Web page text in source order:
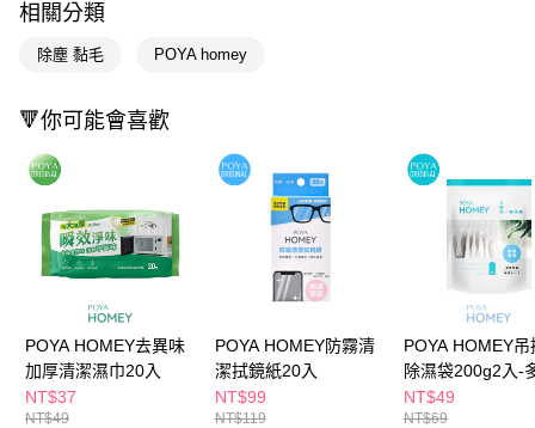
悠遊付
Google Pay
AFTEE先享後付
相關說明
【關於「AFTEE先享後付」】
AFTEE先享後付是「在收到商品之後才付款」的支付方式。 讓您購物簡單
便利好安心！
２．便利：只要手機號碼，簡訊認證，即可結帳。
３．安心：先確認商品／服務後，再付款。
【「AFTEE先享後付」結帳流程】
即享券
運送方式
全家取貨付款
每筆NT$65，滿NT$390(含以上)免運費
相關分類
除塵 黏毛 POYA homey
🔻你可能會喜歡
POYA HOMEY去異味
加厚清潔濕巾20入
NT$37
NT$49
POYA HOMEY防霧清
潔拭鏡紙20入
NT$99
NT$119
POYA HOMEY吊
除濕袋200g2入-
任選
NT$49
NT$69